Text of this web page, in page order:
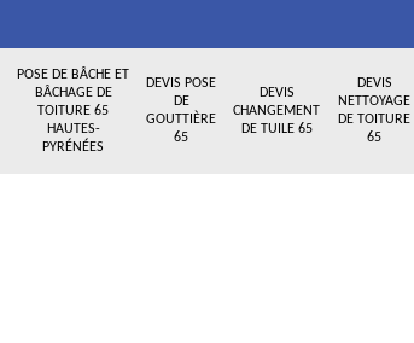
POSE DE BÂCHE ET
BÂCHAGE DE
TOITURE 65
HAUTES-
PYRÉNÉES
DEVIS POSE
DE
GOUTTIÈRE
65
DEVIS
CHANGEMENT
DE TUILE 65
DEVIS
NETTOYAGE
DE TOITURE
65